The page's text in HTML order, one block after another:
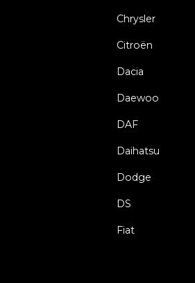
Chrysler
Citroën
Dacia
Daewoo
DAF
Daihatsu
Dodge
DS
Fiat